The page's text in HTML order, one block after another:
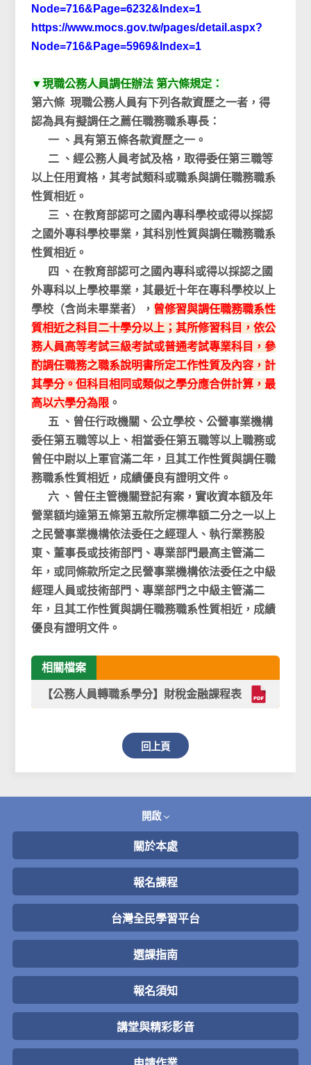
Node=716&Page=6232&Index=1
https://www.mocs.gov.tw/pages/detail.aspx?
Node=716&Page=5969&Index=1
▼現職公務人員調任辦法 第六條規定：
第六條 現職公務人員有下列各款資歷之一者，得
認為具有擬調任之薦任職務職系專長：
一 、具有第五條各款資歷之一。
二 、經公務人員考試及格，取得委任第三職等
以上任用資格，其考試類科或職系與調任職務職系
性質相近。
三 、在教育部認可之國內專科學校或得以採認
之國外專科學校畢業，其科別性質與調任職務職系
性質相近。
四 、在教育部認可之國內專科或得以採認之國
外專科以上學校畢業，其最近十年在專科學校以上
學校（含尚未畢業者）， 曾修習與調任職務職系性
質相近之科目二十學分以上；其所修習科目，依公
務人員高等考試三級考試或普通考試專業科目，參
酌調任職務之職系說明書所定工作性質及內容，計
其學分。但科目相同或類似之學分應合併計算，最
高以六學分為限 。
五 、曾任行政機關、公立學校、公營事業機構
委任第五職等以上、相當委任第五職等以上職務或
曾任中尉以上軍官滿二年，且其工作性質與調任職
務職系性質相近，成績優良有證明文件。
六 、曾任主管機關登記有案，實收資本額及年
營業額均達第五條第五款所定標準額二分之一以上
之民營事業機構依法委任之經理人、執行業務股
東、董事長或技術部門、專業部門最高主管滿二
年，或同條款所定之民營事業機構依法委任之中級
經理人員或技術部門、專業部門之中級主管滿二
年，且其工作性質與調任職務職系性質相近，成績
優良有證明文件。
相關檔案
【公務人員轉職系學分】財稅金融課程表
回上頁
開啟
關於本處
報名課程
台灣全民學習平台
選課指南
報名須知
講堂與精彩影音